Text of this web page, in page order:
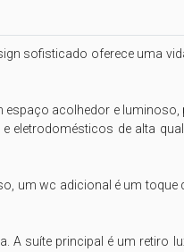
sofisticado oferece uma
espaço acolhedor e luminoso,
eletrodomésticos de alta
um wc adicional é um toque
A suíte principal é um retiro